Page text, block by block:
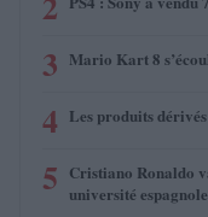
3 Mario Kart 8
4 Les produits
5 Cristiano Ronaldo
université espagnole